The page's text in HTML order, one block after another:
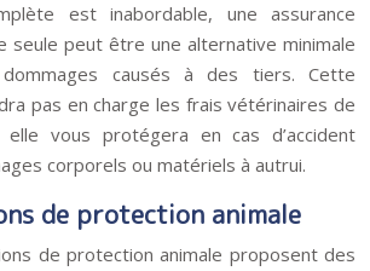
est inabordable, une assurance
seule peut être une alternative minimale
causés à des tiers. Cette
pas en charge les frais vétérinaires de
vous protégera en cas d’accident
corporels ou matériels à autrui.
de protection animale
de protection animale proposent des